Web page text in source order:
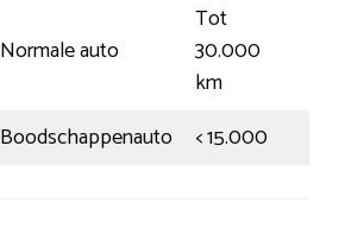
Normale auto
Tot
30.000
km
Boodschappenauto < 15.000